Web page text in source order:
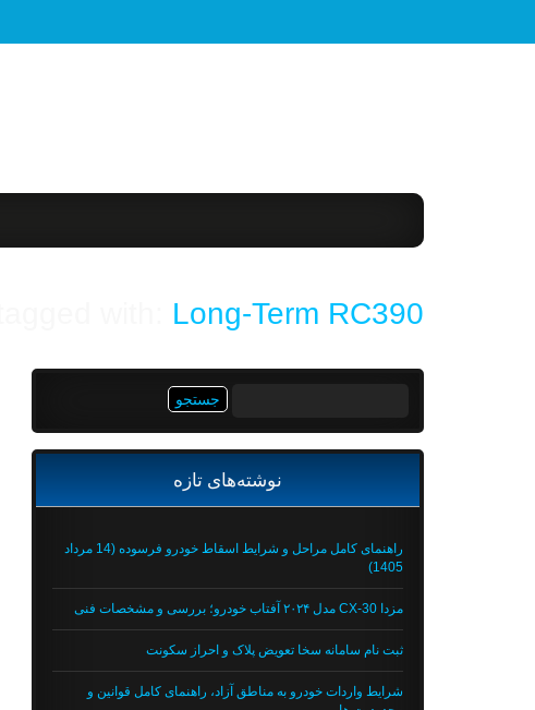
Long-Term RC390:
نوشته‌های تازه
راهنمای کامل مراحل و شرایط اسقاط خودرو فرسوده (14 مرداد
1405)
مزدا CX-30 مدل ۲۰۲۴ آفتاب خودرو؛ بررسی و مشخصات فنی
ثبت نام سامانه سخا تعویض پلاک و احراز سکونت
شرایط واردات خودرو به مناطق آزاد، راهنمای کامل قوانین و